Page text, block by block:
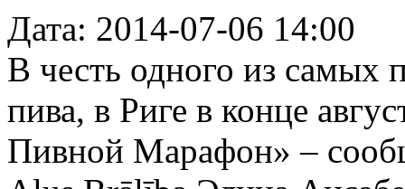
Дата: 2014-07-06 14:00
В честь одного из самых
пива, в Риге в конце
Пивной Марафон» –